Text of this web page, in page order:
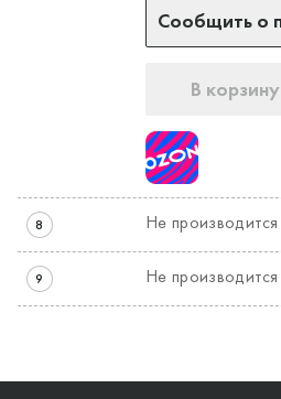
Сообщить о
В корзину
8 Не производится
9 Не производится